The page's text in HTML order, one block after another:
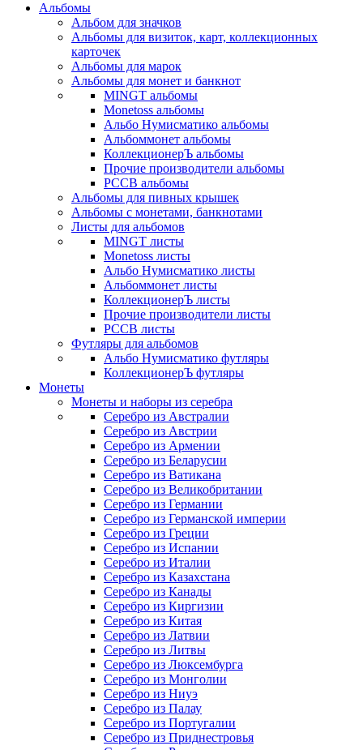
Альбомы
Альбом для значков
Альбомы для визиток, карт, коллекционных
карточек
Альбомы для марок
Альбомы для монет и банкнот
MINGT альбомы
Monetoss альбомы
Альбо Нумисматико альбомы
Альбоммонет альбомы
КоллекционерЪ альбомы
Прочие производители альбомы
РССВ альбомы
Альбомы для пивных крышек
Альбомы с монетами, банкнотами
Листы для альбомов
MINGT листы
Monetoss листы
Альбо Нумисматико листы
Альбоммонет листы
КоллекционерЪ листы
Прочие производители листы
РССВ листы
Футляры для альбомов
Альбо Нумисматико футляры
КоллекционерЪ футляры
Монеты
Монеты и наборы из серебра
Серебро из Австралии
Серебро из Австрии
Серебро из Армении
Серебро из Беларусии
Серебро из Ватикана
Серебро из Великобритании
Серебро из Германии
Серебро из Германской империи
Серебро из Греции
Серебро из Испании
Серебро из Италии
Серебро из Казахстана
Серебро из Канады
Серебро из Киргизии
Серебро из Китая
Серебро из Латвии
Серебро из Литвы
Серебро из Люксембурга
Серебро из Монголии
Серебро из Ниуэ
Серебро из Палау
Серебро из Португалии
Серебро из Приднестровья